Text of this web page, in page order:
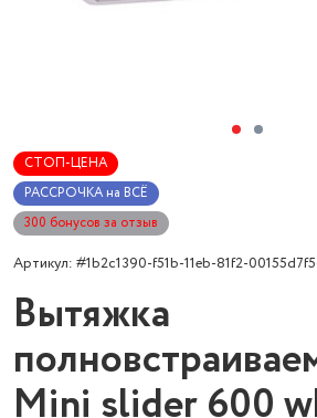
СТОП-ЦЕНА
РАССРОЧКА на ВСЁ
300 бонусов за отзыв
Артикул: #1b2c1390-f51b-11eb-81f2-
Вытяжка
Mini slider 600